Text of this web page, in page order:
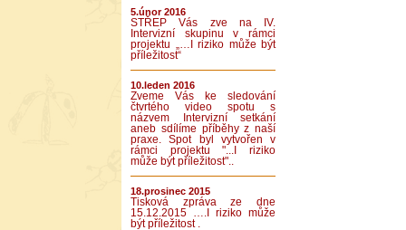
5.únor 2016
STŘEP Vás zve na IV.
Intervizní skupinu v rámci
projektu „…I riziko může být
příležitost“
10.leden 2016
Zveme Vás ke sledování
čtvrtého video spotu s
názvem Intervizní setkání
aneb sdílíme příběhy z naší
praxe. Spot byl vytvořen v
rámci projektu "...I riziko
může být příležitost"..
18.prosinec 2015
Tisková zpráva ze dne
15.12.2015 ….I riziko může
být příležitost .